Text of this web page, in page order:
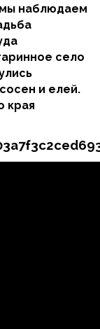
наблюдаем
село
и елей.
края